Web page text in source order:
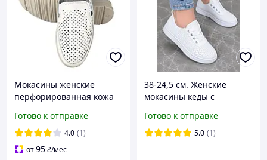
Мокасины женские
перфорированная кожа
Готово к отправке
4.0 (1)
от95₴/мес
38-24,5 см. Женские
мокасины кеды с
цвета
Готово к отправке
5.0 (1)